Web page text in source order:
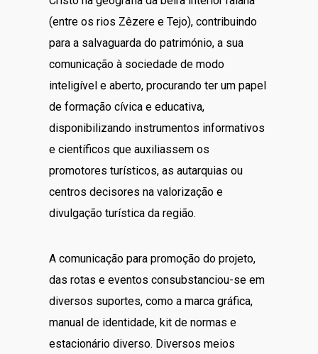
(entre os rios Zêzere e Tejo), contribuindo
para a salvaguarda do património, a sua
comunicação à sociedade de modo
inteligível e aberto, procurando ter um papel
de formação cívica e educativa,
disponibilizando instrumentos informativos
e científicos que auxiliassem os
promotores turísticos, as autarquias ou
centros decisores na valorização e
divulgação turística da região.
A comunicação para promoção do projeto,
das rotas e eventos consubstanciou-se em
diversos suportes, como a marca gráfica,
manual de identidade, kit de normas e
estacionário diverso. Diversos meios